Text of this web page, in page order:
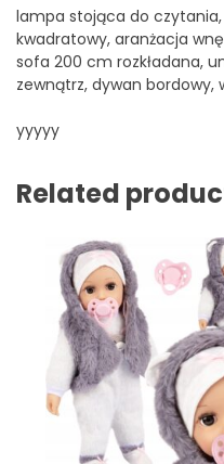
lampa stojąca do czytania,
kwadratowy, aranżacja
sofa 200 cm rozkładana,
zewnątrz, dywan bordowy,
yyyyy
Related